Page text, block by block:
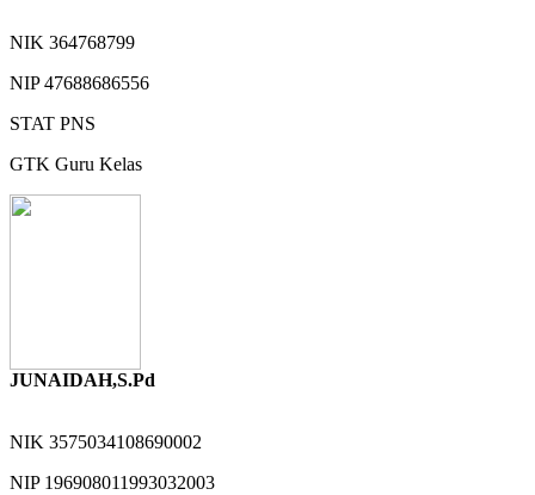
NIK 364768799
NIP47688686556
STAT PNS
GTK Guru Kelas
JUNAIDAH,S.Pd
NIK 3575034108690002
NIP 196908011993032003